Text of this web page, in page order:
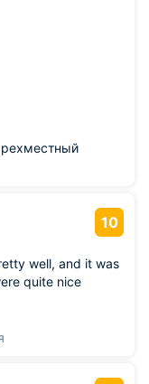
уборка делается
хол с
и автомат с
Нальчике, снова
10
well, and it was
quite nice